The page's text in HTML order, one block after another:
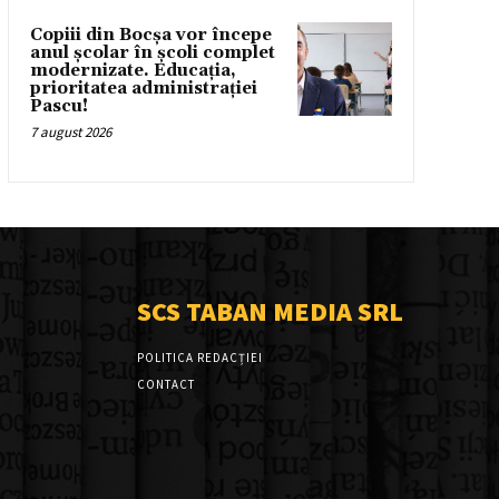
Copiii din Bocșa vor începe
anul școlar în școli complet
modernizate. Educația,
prioritatea administrației
Pascu!
7 august 2026
SCS TABAN MEDIA SRL
POLITICA REDACȚIEI
CONTACT